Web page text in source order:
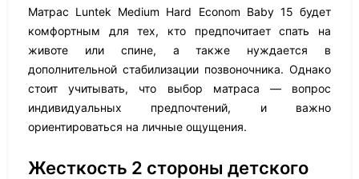
Матрас Luntek Medium Hard Econom Baby 15 будет
комфортным для тех, кто предпочитает спать на
животе или спине, а также нуждается в
дополнительной стабилизации позвоночника. Однако
стоит учитывать, что выбор матраса — вопрос
индивидуальных предпочтений, и важно
ориентироваться на личные ощущения.
Жесткость 2 стороны детского